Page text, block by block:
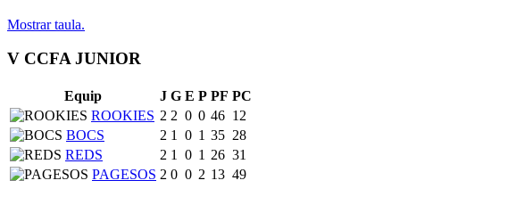
Mostrar taula.
V CCFA JUNIOR
Equip J G E P PF PC
ROOKIES 2 2 0 0 46 12
BOCS
2 1 0 1 35 28
REDS
2 1 0 1 26 31
PAGESOS 2 0 0 2 13 49